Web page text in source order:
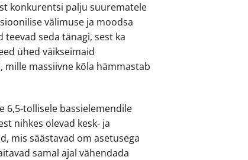
konkurentsi palju suurematele
välimuse ja moodsa
teevad seda tänagi, sest ka
ühed väikseimaid
mille massiivne kõla hämmastab
6,5-tollisele bassielemendile
nihkes olevad kesk- ja
mis säästavad om asetusega
samal ajal vähendada